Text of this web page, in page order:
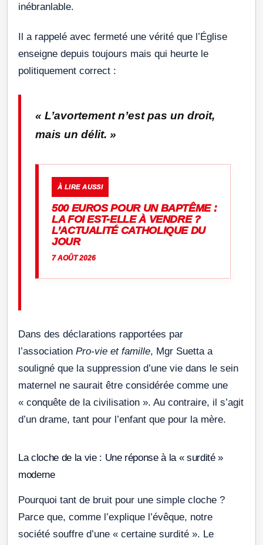
inébranlable.
Il a rappelé avec fermeté une vérité que l’Église
enseigne depuis toujours mais qui heurte le
politiquement correct :
« L’avortement n’est pas un droit,
mais un délit. »
À LIRE AUSSI
500 EUROS POUR UN BAPTÊME :
LA FOI EST-ELLE À VENDRE ?
L’ACTUALITÉ CATHOLIQUE DU
JOUR
7 AOÛT 2026
Dans des déclarations rapportées par
l’association Pro-vie et famille, Mgr Suetta a
souligné que la suppression d’une vie dans le sein
maternel ne saurait être considérée comme une
« conquête de la civilisation ». Au contraire, il s’agit
d’un drame, tant pour l’enfant que pour la mère.
La cloche de la vie : Une réponse à la « surdité »
moderne
Pourquoi tant de bruit pour une simple cloche ?
Parce que, comme l’explique l’évêque, notre
société souffre d’une « certaine surdité ». Le